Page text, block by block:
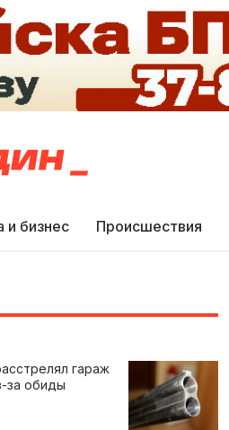
и бизнес Происшествия
гараж
за обиды